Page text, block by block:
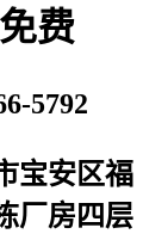
费
5792
宝安区福
厂房四层